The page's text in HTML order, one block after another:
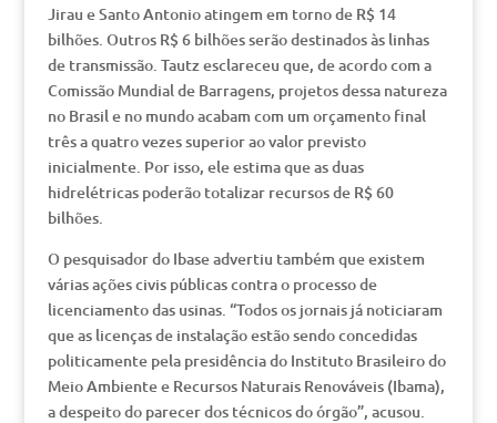
Jirau e Santo Antonio atingem em torno de R$ 14
bilhões. Outros R$ 6 bilhões serão destinados às linhas
de transmissão. Tautz esclareceu que, de acordo com a
Comissão Mundial de Barragens, projetos dessa natureza
no Brasil e no mundo acabam com um orçamento final
três a quatro vezes superior ao valor previsto
inicialmente. Por isso, ele estima que as duas
hidrelétricas poderão totalizar recursos de R$ 60
bilhões.
O pesquisador do Ibase advertiu também que existem
várias ações civis públicas contra o processo de
licenciamento das usinas. “Todos os jornais já noticiaram
que as licenças de instalação estão sendo concedidas
politicamente pela presidência do Instituto Brasileiro do
Meio Ambiente e Recursos Naturais Renováveis (Ibama),
a despeito do parecer dos técnicos do órgão”, acusou.